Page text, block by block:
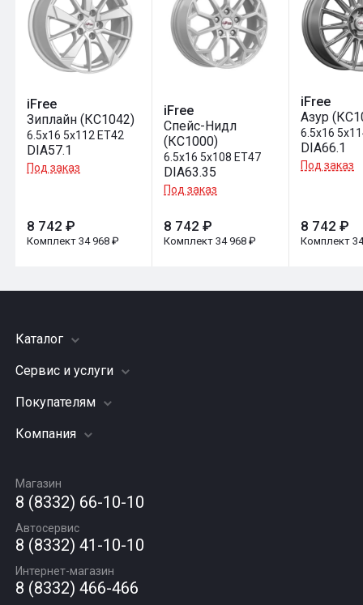
iFree
Зиплайн (КС1042)
6.5x16 5x112 ET42
DIA57.1
Под заказ
8 742 ₽
Комплект 34 968 ₽
iFree
Спейс-Нидл
(КС1000)
6.5x16 5x108 ET47
DIA63.35
Под заказ
8 742 ₽
Комплект 34 968 ₽
iFree
Азур
6.5x16
DIA66.1
Под заказ
8 742 ₽
Комплект
Каталог
Шины
Грузовые шины
Диски
Автомасла
Сервис и услуги
Заправка кондиционера
Подвеска (ходовая часть)
Шиномонтаж
Покупателям
Акции
Гарантии и возврат
Компания
Вакансии
Новости
Статьи
Контакты
Магазин
8 (8332) 66-10-10
Автосервис
8 (8332) 41-10-10
Интернет-магазин
8 (8332) 466-466